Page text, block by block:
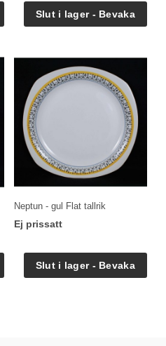
Neptun - gul Flat tallrik
Ej prissatt